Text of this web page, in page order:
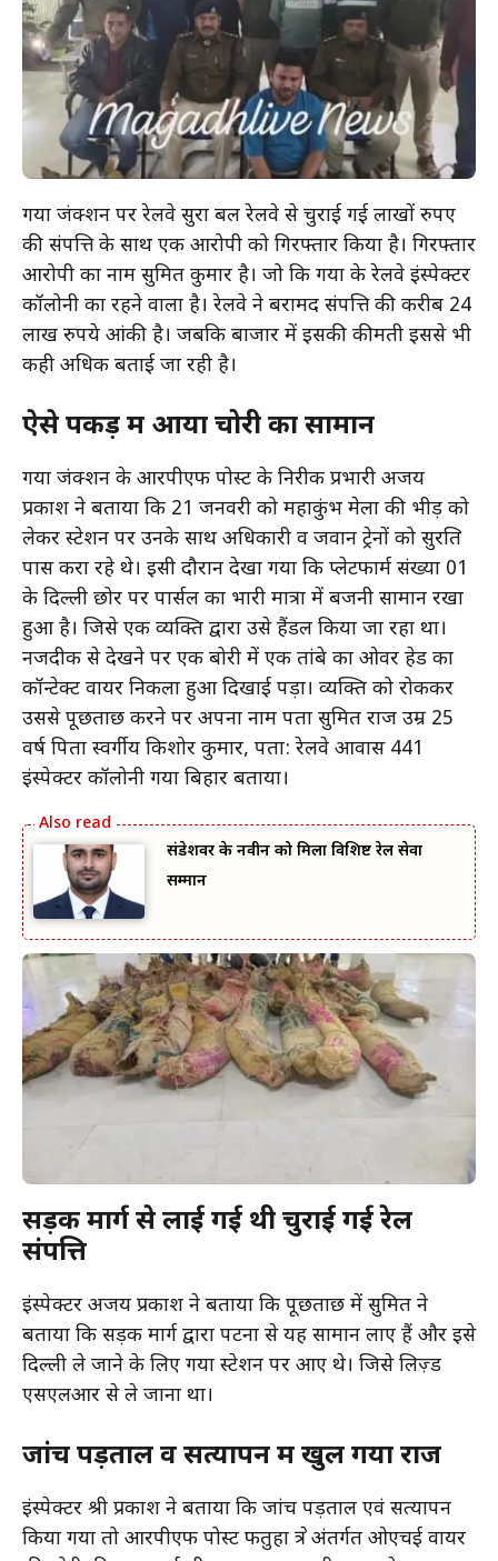
गया जंक्शन पर रेलवे सुरक्षा बल रेलवे से चुराई गई लाखों रुपए
की संपत्ति के साथ एक आरोपी को गिरफ्तार किया है। गिरफ्तार
आरोपी का नाम सुमित कुमार है। जो कि गया के रेलवे इंस्पेक्टर
कॉलोनी का रहने वाला है। रेलवे ने बरामद संपत्ति की करीब 24
लाख रुपये आंकी है। जबकि बाजार में इसकी कीमती इससे भी
कही अधिक बताई जा रही है।
ऐसे पकड़ में आया चोरी का सामान
गया जंक्शन के आरपीएफ पोस्ट के निरीक्षक प्रभारी अजय
प्रकाश ने बताया कि 21 जनवरी को महाकुंभ मेला की भीड़ को
लेकर स्टेशन पर उनके साथ अधिकारी व जवान ट्रेनों को सुरक्षित
पास करा रहे थे। इसी दौरान देखा गया कि प्लेटफार्म संख्या 01
के दिल्ली छोर पर पार्सल का भारी मात्रा में बजनी सामान रखा
हुआ है। जिसे एक व्यक्ति द्वारा उसे हैंडल किया जा रहा था।
नजदीक से देखने पर एक बोरी में एक तांबे का ओवर हेड का
कॉन्टेक्ट वायर निकला हुआ दिखाई पड़ा। व्यक्ति को रोककर
उससे पूछताछ करने पर अपना नाम पता सुमित राज उम्र 25
वर्ष पिता स्वर्गीय किशोर कुमार, पता: रेलवे आवास 441
इंस्पेक्टर कॉलोनी गया बिहार बताया।
संडेशवर के नवीन को मिला विशिष्ट रेल सेवा
सम्मान
सड़क मार्ग से लाई गई थी चुराई गई रेल
संपत्ति
इंस्पेक्टर अजय प्रकाश ने बताया कि पूछताछ में सुमित ने
बताया कि सड़क मार्ग द्वारा पटना से यह सामान लाए हैं और इसे
दिल्ली ले जाने के लिए गया स्टेशन पर आए थे। जिसे लिज़्ड
एसएलआर से ले जाना था।
जांच पड़ताल व सत्यापन में खुल गया राज
इंस्पेक्टर श्री प्रकाश ने बताया कि जांच पड़ताल एवं सत्यापन
किया गया तो आरपीएफ पोस्ट फतुहा क्षेत्र अंतर्गत ओएचई वायर